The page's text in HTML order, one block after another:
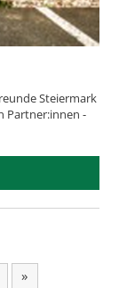
Steiermark
Partner:innen -
»